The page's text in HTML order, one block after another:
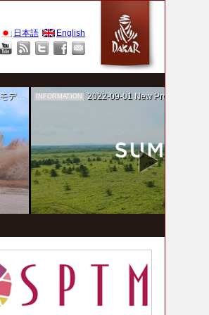
日本語 English
担当 INFORMATION 2022-09-01 New Project！ 未来